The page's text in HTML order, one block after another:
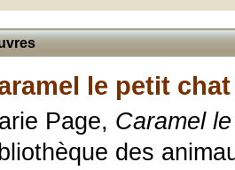
le petit chat
Page, Caramel
des